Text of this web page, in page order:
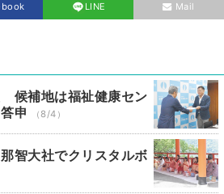
LINE Mail
候補地は福祉健康セン
申
（8/4）
智大社でクリスタルボ